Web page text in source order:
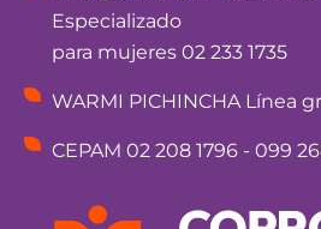
Especializado
para mujeres 02 233 1735
WARMI PICHINCHA Línea
CEPAM 02 208 1796 - 099